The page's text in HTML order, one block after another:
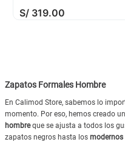
S/ 319.00
Zapatos Formales Hombre
En Calimod Store, sabemos lo
momento. Por eso, hemos creado
hombreque se ajusta a todos los
zapatos negros hasta los modernos